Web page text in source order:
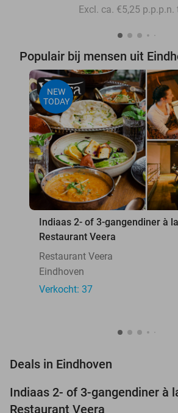
Excl. ca. €5,25
Populair bij mensen uit
NEW
TODAY
Indiaas 2- of 3-gangendiner à
Restaurant Veera
Restaurant Veera
Eindhoven
Verkocht: 37
Deals in Eindhoven
TODAY
Indiaas 2- of 3-gangendiner à
Restaurant Veera